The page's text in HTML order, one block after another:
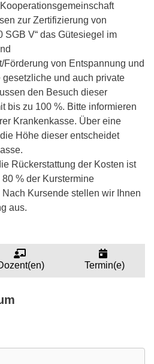
zur Zertifizierung von
SGB V“ das Gütesiegel im
Förderung von Entspannung und
gesetzliche und auch private
den Besuch dieser
bis zu 100 %. Bitte informieren
Krankenkasse. Über eine
Höhe dieser entscheidet
Rückerstattung der Kosten ist
% der Kurstermine
Kursende stellen wir Ihnen
aus.
Termin(e)